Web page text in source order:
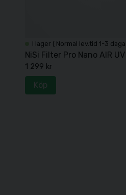
I lager ( Normal lev.tid 1-3
NiSi Filter Pro Nano AIR
1 299 kr
Köp